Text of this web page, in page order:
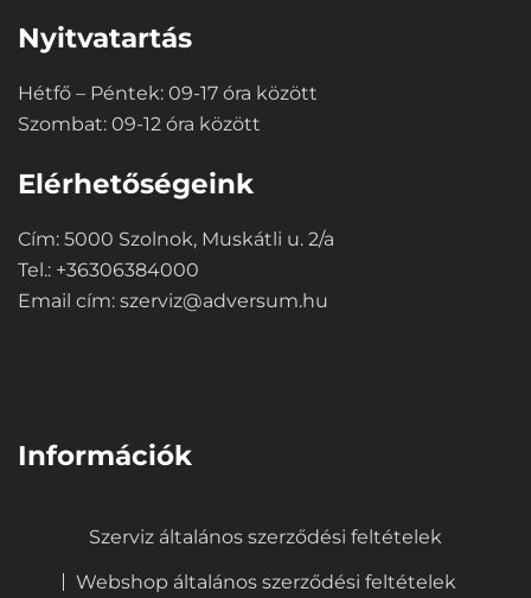
Nyitvatartás
Hétfő – Péntek: 09-17 óra között
Szombat: 09-12 óra között
Elérhetőségeink
Cím: 5000 Szolnok, Muskátli u. 2/a
Tel.: +36306384000
Email cím: szerviz@adversum.hu
Információk
Szerviz általános szerződési feltételek
Webshop általános szerződési feltételek